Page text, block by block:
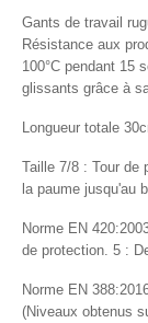
Gants de travail
Résistance aux
100°C pendant 15
glissants grâce à
Longueur totale
Taille 7/8 : Tour de
la paume jusqu'au
Norme EN
de protection. 5 :
Norme EN
(Niveaux obtenus